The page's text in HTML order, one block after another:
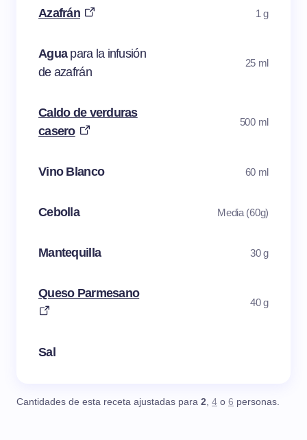
Azafrán 1 g
Agua para la infusión
de azafrán
25 ml
Caldo de verduras
casero
500 ml
Vino Blanco 60 ml
Cebolla Media (60g)
Mantequilla 30 g
Queso Parmesano
40 g
Sal
Cantidades de esta receta ajustadas para 2, 4 o 6 personas.